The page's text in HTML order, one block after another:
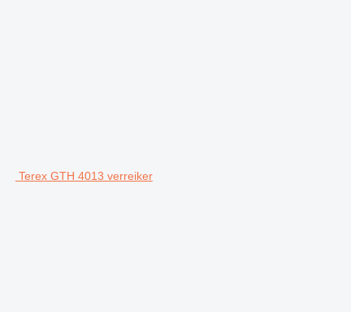
Terex GTH 4013 verreiker